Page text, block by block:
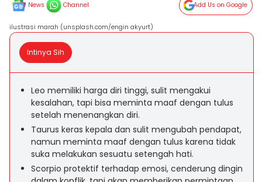
News Channel Add Us on Google
ilustrasi marah (unsplash.com/engin akyurt)
Intinya Sih
Leo memiliki harga diri tinggi, sulit mengakui
kesalahan, tapi bisa meminta maaf dengan tulus
setelah menenangkan diri.
Taurus keras kepala dan sulit mengubah pendapat,
namun meminta maaf dengan tulus karena tidak
suka melakukan sesuatu setengah hati.
Scorpio protektif terhadap emosi, cenderung dingin